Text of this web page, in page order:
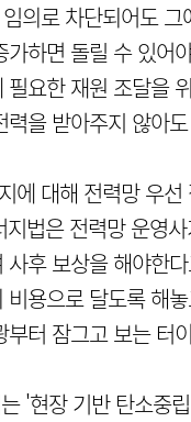
의로 차단되어도
하면 돌릴 수 있어
요한 재원 조달을
을 받아주지 않아
에 대해 전력망 우
법은 전력망 운영
후 보상을 해야한
용으로 달도록 해
터 잠그고 보는 터
'현장 기반 탄소중